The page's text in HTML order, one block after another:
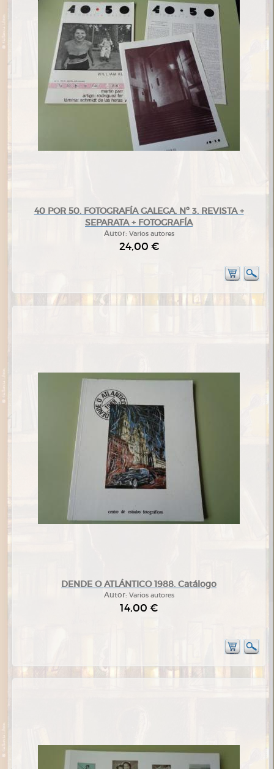
40 POR 50. FOTOGRAFÍA GALEGA. Nº 3. REVISTA +
SEPARATA + FOTOGRAFÍA
Autor: Varios autores
24,00 €
DENDE O ATLÁNTICO 1988. Catálogo
Autor: Varios autores
14,00 €